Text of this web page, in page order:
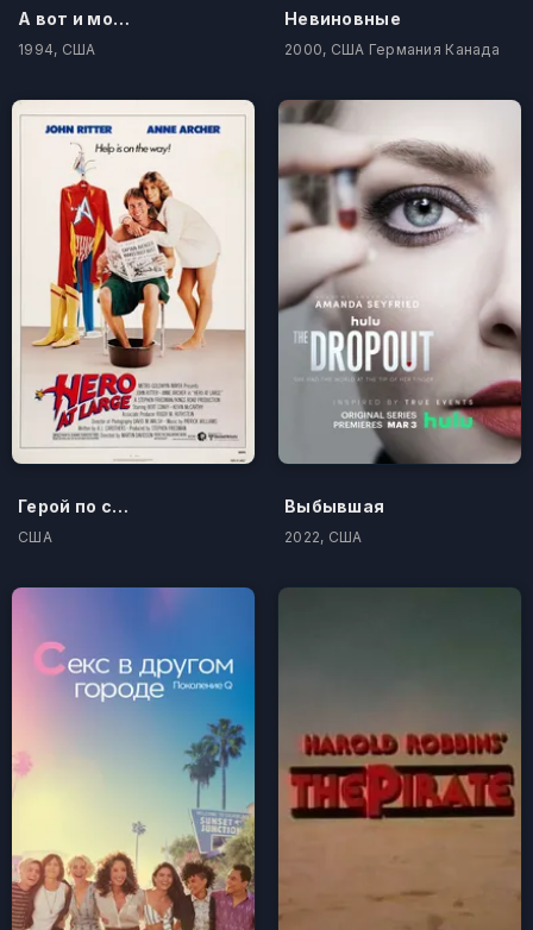
А вот и моя крошка
1994, США
Невиновные
2000, США Германия Канада
Герой по случайности
США
Выбывшая
2022, США